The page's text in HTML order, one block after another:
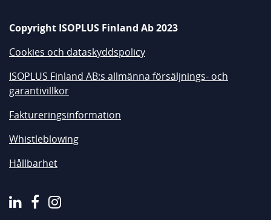
Copyright ISOPLUS Finland Ab 2023
Cookies och dataskyddspolicy
ISOPLUS Finland AB:s allmänna försäljnings- och
garantivillkor
Faktureringsinformation
Whistleblowing
Hållbarhet